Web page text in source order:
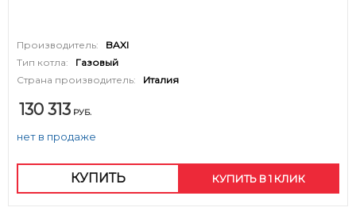
Производитель:
BAXI
Тип котла:
Газовый
Страна производитель:
Италия
130 313 РУБ.
нет в продаже
КУПИТЬ КУПИТЬ В 1 КЛИК